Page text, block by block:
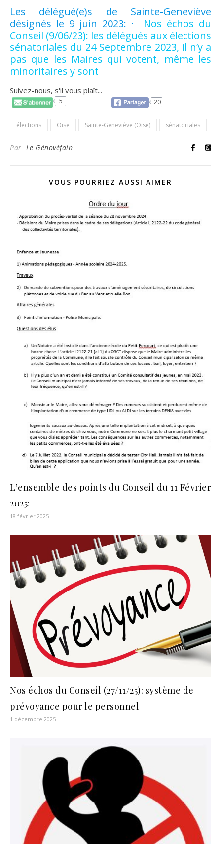
Les délégué(e)s de Sainte-Geneviève
désignés le 9 juin 2023: · Nos échos du
Conseil (9/06/23): les délégués aux élections
sénatoriales du 24 Septembre 2023, il n’y a
pas que les Maires qui votent, même les
minoritaires y sont
Suivez-nous, s'il vous plaît...
5 20
élections Oise Sainte-Geneviève (Oise) sénatoriales
Par Le Génovéfain
VOUS POURRIEZ AUSSI AIMER
L’ensemble des points du Conseil du 11 Février
2025:
18 février 2025
Nos échos du Conseil (27/11/25): système de
prévoyance pour le personnel
1 décembre 2025